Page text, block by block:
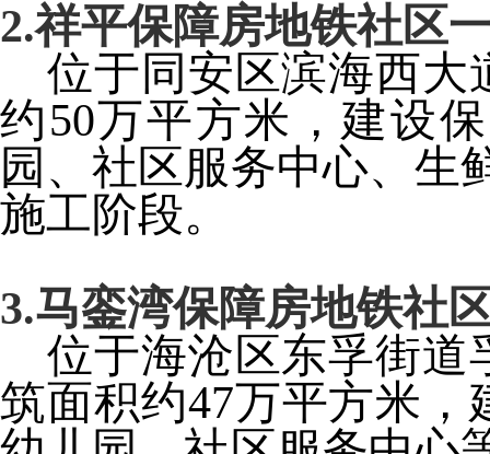
2.祥平保障房地铁社区
位于同安区滨海西大
约50万平方米，建设
园、社区服务中心、生
施工阶段。
3.马銮湾保障房地铁社
位于海沧区东孚街道
筑面积约47万平方米，